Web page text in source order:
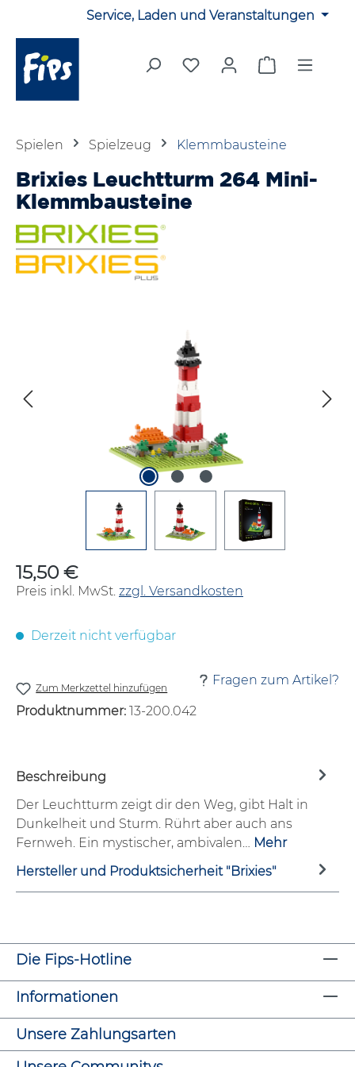
Zum Hauptinhalt springenService, Laden und Veranstaltungen
Du hast 0 Produkte auf
Warenkorb
Spielen Spielzeug Klemmbausteine
Brixies Leuchtturm 264 Mini-
Klemmbausteine
Regulärer Preis:
15,50 €
Preis inkl. MwSt. zzgl. Versandkosten
Derzeit nicht verfügbar
Zum Merkzettel hinzufügen
Fragen zum Artikel?
Produktnummer: 13-200.042
Beschreibung
Der Leuchtturm zeigt dir den Weg, gibt Halt in
Dunkelheit und Sturm. Rührt aber auch ans
Fernweh. Ein mystischer, ambivalen… Mehr
Hersteller und Produktsicherheit "Brixies"
Die Fips-Hotline
Informationen
Unsere Zahlungsarten